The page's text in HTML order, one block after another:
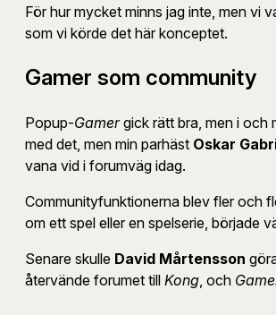
För hur mycket minns jag inte, men vi
som vi körde det här konceptet.
Gamer som community
Popup-Gamergick rätt bra, men i och
med det, men min parhäst Oskar
vana vid i forumväg idag.
Communityfunktionerna blev fler och
om ett spel eller en spelserie, började
Senare skulle David Mårtensson
återvände forumet till Kong , och